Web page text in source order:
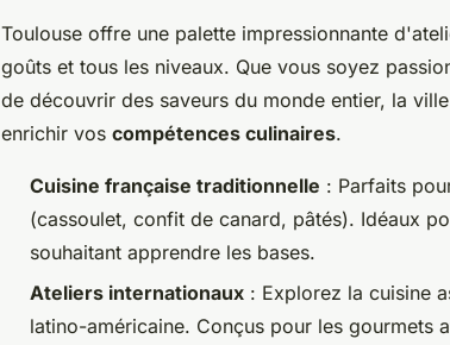
Toulouse offre une palette impressionnante
goûts et tous les niveaux. Que vous soyez
de découvrir des saveurs du monde entier, la
enrichir vos compétences culinaires.
Cuisine française traditionnelle : Parfaits
(cassoulet, confit de canard, pâtés). Idéaux
souhaitant apprendre les bases.
Ateliers internationaux : Explorez la cuisine
latino-américaine. Conçus pour les gourmets